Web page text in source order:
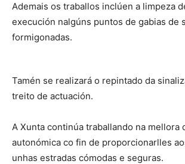
Ademais os traballos inclúen a limpeza
execución nalgúns puntos de gabias de
formigonadas.
Tamén se realizará o repintado da
treito de actuación.
A Xunta continúa traballando na mellora
autonómica co fin de proporcionarlles
unhas estradas cómodas e seguras.